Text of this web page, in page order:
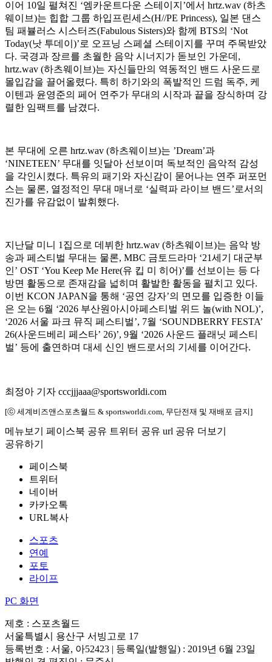
이어 10일 펼쳐진 ‘엠카운트다운 스테이지’에서 hrtz.wav (하츠
웨이브)는 힙합 그룹 하입프린세스(H//PE Princess), 일본 댄스
팀 패뷸러스 시스터즈(Fabulous Sisters)와 함께 BTS의 ‘Not
Today(낫 투데이)’로 오프닝 스페셜 스테이지를 꾸며 주목받았
다. 국경과 장르를 초월한 음악 시너지가 돋보인 가운데,
hrtz.wav (하츠웨이브)는 자신들만의 역동적인 밴드 사운드로
몰입감을 끌어올렸다. 특히 하기와의 폭발적인 드럼 독주, 케
이텐과 윤영준의 페어 연주가 무대의 시작과 끝을 장식하며 강
렬한 임팩트를 남겼다.
본 무대에 오른 hrtz.wav (하츠웨이브)는 ’Dream’과
‘NINETEEN’ 무대를 잇달아 선보이며 독보적인 음악적 감성
을 각인시켰다. 특유의 패기와 자신감이 묻어나는 연주 퍼포먼
스는 물론, 열정적인 무대 매너로 ‘실력파 라이브 밴드’로서의
진가를 유감없이 발휘했다.
지난달 미니 1집으로 데뷔한 hrtz.wav (하츠웨이브)는 음악 방
송과 페스티벌 무대는 물론, MBC 금토드라마 ‘21세기 대군부
인’ OST ‘You Keep Me Here(유 킵 미 히어)’를 선보이는 등 다
방면 활동으로 존재감을 넓히며 활발한 활동을 펼치고 있다.
이번 KCON JAPAN을 통해 ‘공연 강자’의 면모를 입증한 이들
은 오는 6월 ‘2026 부산원아시아페스티벌 위드 놀(with NOL)’,
‘2026 서울 파크 뮤직 페스티벌’, 7월 ‘SOUNDBERRY FESTA’
26(사운드베리 페스타’ 26)’, 9월 ‘2026 사운드 플래닛 페스티
벌’ 등에 출연하며 대세 신인 밴드로서의 기세를 이어간다.
최정아 기자 cccjjjaaa@sportsworldi.com
[ⓒ 세계비즈앤스포츠월드 & sportsworldi.com, 무단전재 및 재배포 금지]
메뉴보기 페이스북 공유 트위터 공유 url 공유 더보기
공유하기
페이스북
트위터
네이버
카카오톡
URL복사
스포츠
연예
포토
라이프
PC 화면
제호 : 스포츠월드
서울특별시 용산구 서빙고로 17
등록번호 : 서울, 아52423 | 등록일(발행일) : 2019년 6월 23일